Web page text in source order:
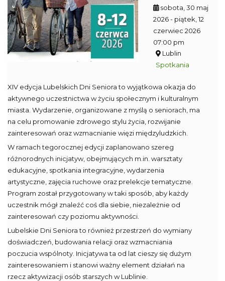
sobota, 30 maj
2026- piątek, 12
czerwiec 2026
07:00 pm
Lublin
Spotkania
XIV edycja Lubelskich Dni Seniora to wyjątkowa okazja do
aktywnego uczestnictwa w życiu społecznym i kulturalnym
miasta. Wydarzenie, organizowane z myślą o seniorach, ma
na celu promowanie zdrowego stylu życia, rozwijanie
zainteresowań oraz wzmacnianie więzi międzyludzkich.
W ramach tegorocznej edycji zaplanowano szereg
różnorodnych inicjatyw, obejmujących m.in. warsztaty
edukacyjne, spotkania integracyjne, wydarzenia
artystyczne, zajęcia ruchowe oraz prelekcje tematyczne.
Program został przygotowany w taki sposób, aby każdy
uczestnik mógł znaleźć coś dla siebie, niezależnie od
zainteresowań czy poziomu aktywności.
Lubelskie Dni Seniora to również przestrzeń do wymiany
doświadczeń, budowania relacji oraz wzmacniania
poczucia wspólnoty. Inicjatywa ta od lat cieszy się dużym
zainteresowaniem i stanowi ważny element działań na
rzecz aktywizacji osób starszych w Lublinie.